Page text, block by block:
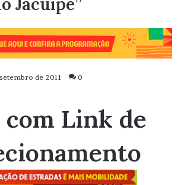
Jacuipe”
de 2011 0
com Link de